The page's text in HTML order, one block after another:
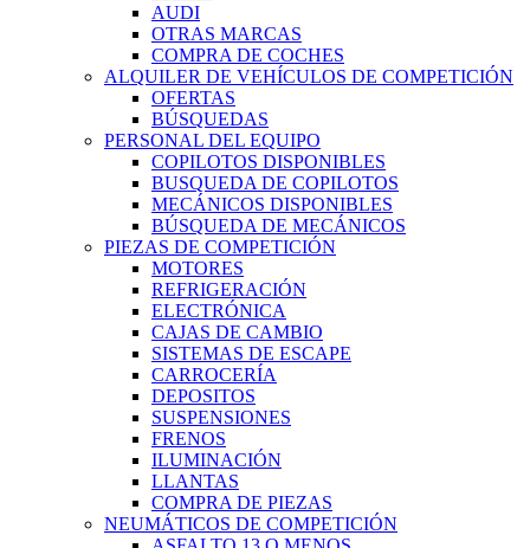
AUDI
OTRAS MARCAS
COMPRA DE COCHES
ALQUILER DE VEHÍCULOS DE COMPETICIÓN
OFERTAS
BÚSQUEDAS
PERSONAL DEL EQUIPO
COPILOTOS DISPONIBLES
BUSQUEDA DE COPILOTOS
MECÁNICOS DISPONIBLES
BÚSQUEDA DE MECÁNICOS
PIEZAS DE COMPETICIÓN
MOTORES
REFRIGERACIÓN
ELECTRÓNICA
CAJAS DE CAMBIO
SISTEMAS DE ESCAPE
CARROCERÍA
DEPOSITOS
SUSPENSIONES
FRENOS
ILUMINACIÓN
LLANTAS
COMPRA DE PIEZAS
NEUMÁTICOS DE COMPETICIÓN